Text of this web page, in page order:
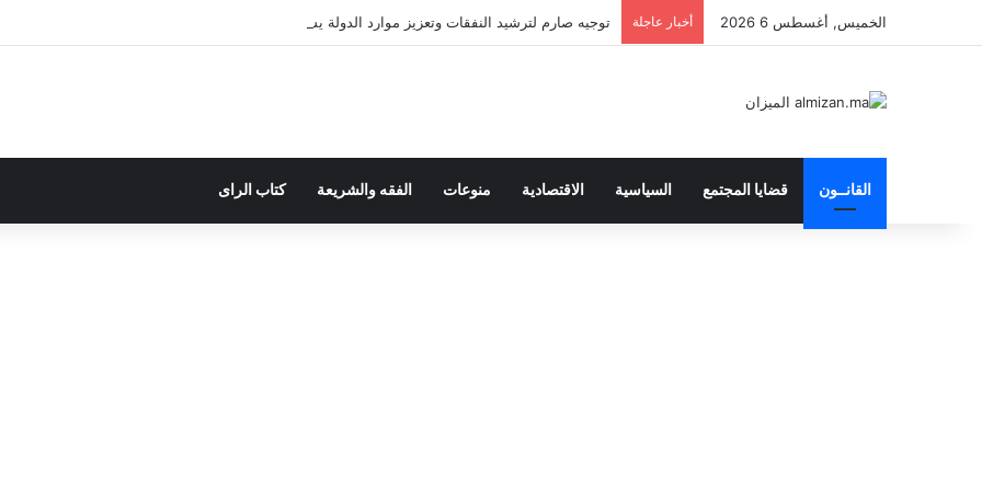
الخميس, أغسطس 6 2026 أخبار عاجلة توجيه صارم لترشيد النفقات وتعزيز موارد الدولة يسِم إعداد ميزانية 2027
القانــون قضايا المجتمع السياسية الاقتصادية منوعات الفقه والشريعة كتاب الراى